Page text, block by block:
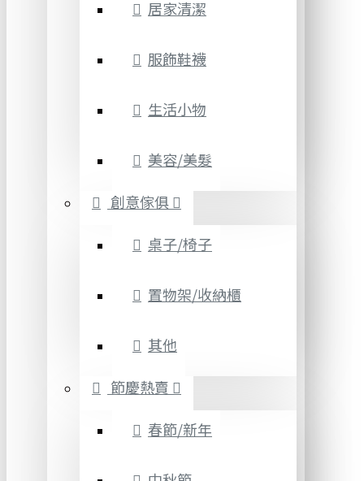
居家清潔
服飾鞋襪
生活小物
美容/美髮
創意傢俱
桌子/椅子
置物架/收納櫃
其他
節慶熱賣
春節/新年